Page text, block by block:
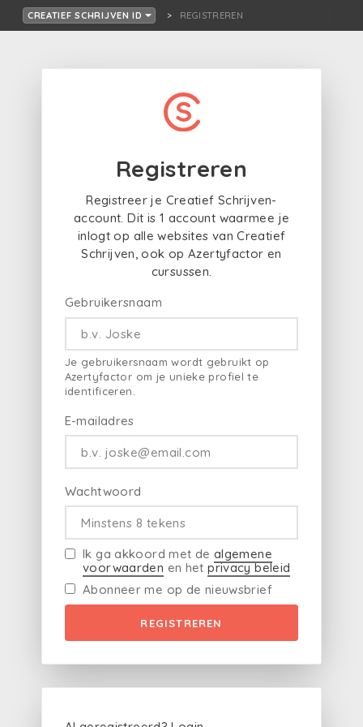
CREATIEF SCHRIJVEN ID REGISTREREN
Registreren
Registreer je Creatief Schrijven-
account. Dit is 1 account waarmee je
inlogt op alle websites van Creatief
Schrijven, ook op Azertyfactor en
cursussen.
Gebruikersnaam
Je gebruikersnaam wordt gebruikt op
Azertyfactor om je unieke profiel te
identificeren.
E-mailadres
Wachtwoord
Ik ga akkoord met de algemene
voorwaarden en hetprivacy beleid
Abonneer me op de nieuwsbrief
REGISTREREN